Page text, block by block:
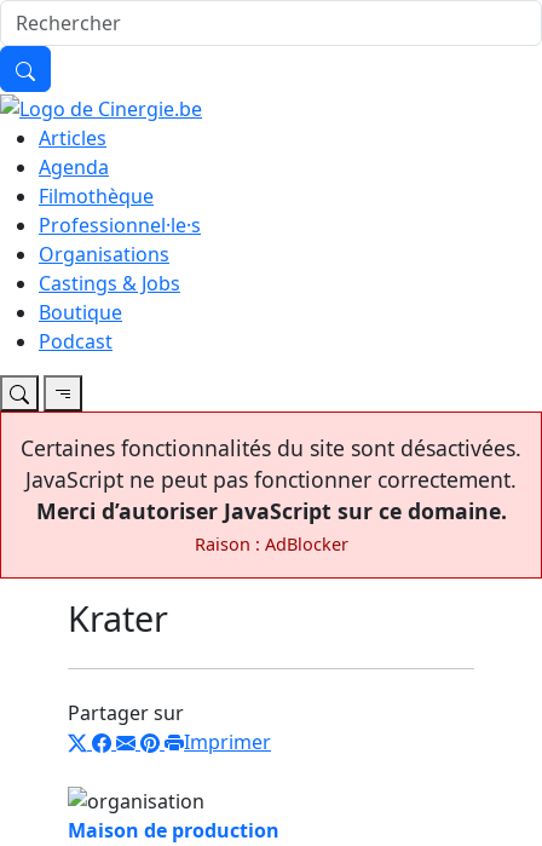
Articles
Agenda
Filmothèque
Professionnel·le·s
Organisations
Castings & Jobs
Boutique
Podcast
Certaines fonctionnalités du site sont désactivées.
JavaScript ne peut pas fonctionner correctement.
Merci d’autoriser JavaScript sur ce domaine.
Raison : AdBlocker
Krater
Partager sur
Imprimer
Maison de production